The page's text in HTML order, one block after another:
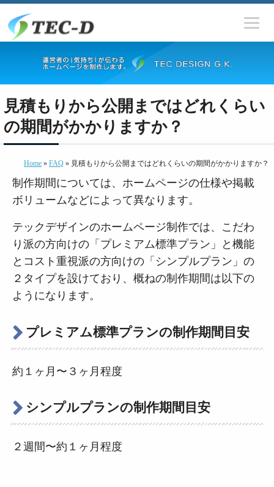
見積もりから公開まではどれくらい
の期間がかかりますか？
Home » FAQ » 見積もりから公開まではどれくらいの期間がかかりますか？
制作期間については、ホームページの仕様や掲載
ボリュームなどによって異なります。
テックデザインのホームページ制作では、こだわ
り派の方向けの「プレミアム標準プラン」と機能
とコスト重視派の方向けの「シンプルプラン」の
２タイプを設けており、概ねの制作期間は以下の
ようになります。
プレミアム標準プランの制作期間目安
約１ヶ月〜３ヶ月程度
シンプルプランの制作期間目安
２週間〜約１ヶ月程度